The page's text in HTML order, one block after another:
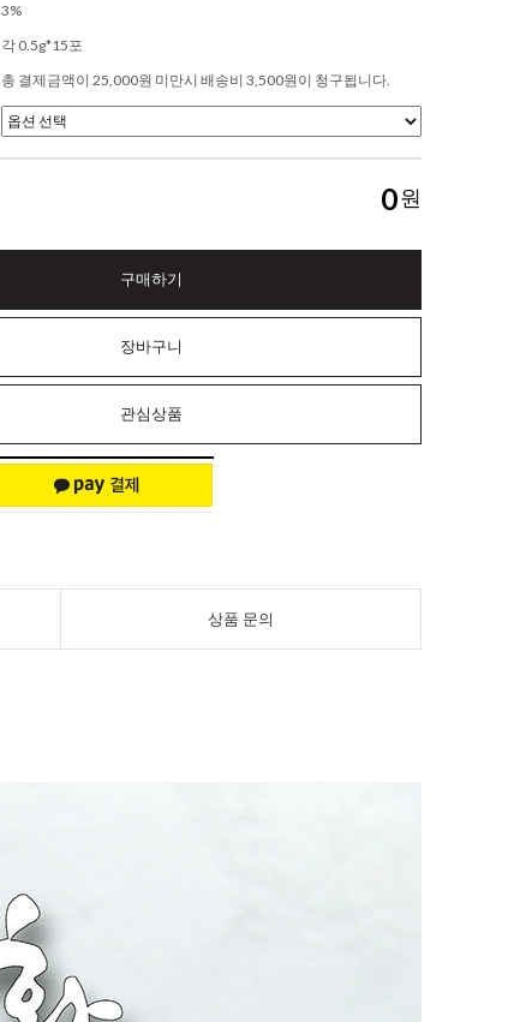
3%
각 0.5g*15포
총 결제금액이 25,000원 미만시 배송비 3,500원이 청구됩니다.
0원
구매하기
장바구니
관심상품
상품 문의